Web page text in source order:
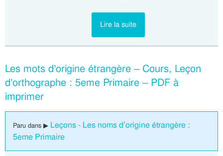
Lire la suite
Les mots d’origine étrangère – Cours, Leçon
d’orthographe : 5eme Primaire – PDF à
imprimer
Paru dans ▶ Leçons - Les noms d’origine étrangère :
5eme Primaire